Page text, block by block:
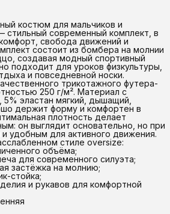
костюм для мальчиков и
стильный современный комплект, в
свобода движений и
состоит из бомбера на молнии
создавая модный спортивный
подходит для уроков физкультуры,
и повседневной носки.
трикотажного футера-
250 г/м². Материал с
эластан мягкий, дышащий,
держит форму и комфортен в
плотность делает
он выглядит основательно, но при
удобным для активного движения.
стиле oversize:
объёма;
для современного силуэта;
застёжка на молнию;
стойка;
и рукавов для комфортной